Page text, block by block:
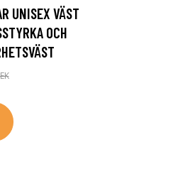
UNISEX VÄST
OCH